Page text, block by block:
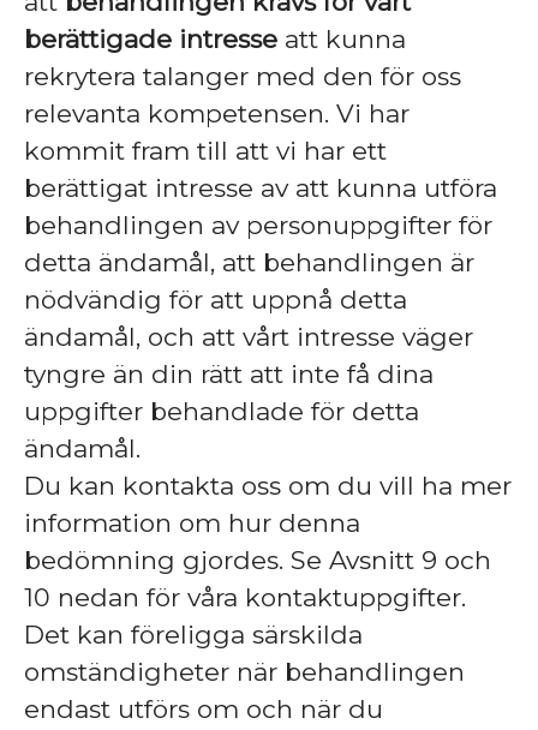
berättigade intresse att kunna
rekrytera talanger med den för oss
relevanta kompetensen. Vi har
kommit fram till att vi har ett
berättigat intresse av att kunna utföra
behandlingen av personuppgifter för
detta ändamål, att behandlingen är
nödvändig för att uppnå detta
ändamål, och att vårt intresse väger
tyngre än din rätt att inte få dina
uppgifter behandlade för detta
ändamål.
Du kan kontakta oss om du vill ha mer
information om hur denna
bedömning gjordes. Se Avsnitt 9 och
10 nedan för våra kontaktuppgifter.
Det kan föreligga särskilda
omständigheter när behandlingen
endast utförs om och när du